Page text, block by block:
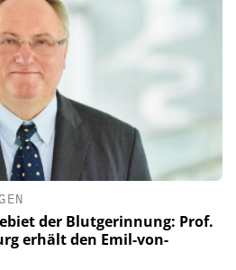
der Blutgerinnung: Prof.
erhält den Emil-von-